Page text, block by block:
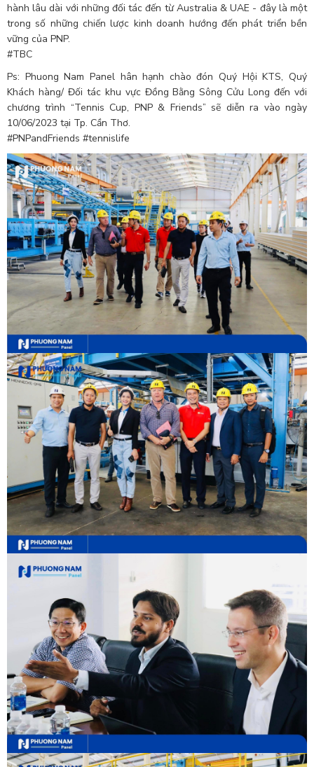
hành lâu dài với những đối tác đến từ Australia & UAE - đây là một
trong số những chiến lược kinh doanh hướng đến phát triển bền
vững của PNP.
#TBC
Ps: Phuong Nam Panel hân hạnh chào đón Quý Hội KTS, Quý
Khách hàng/ Đối tác khu vực Đồng Bằng Sông Cửu Long đến với
chương trình “Tennis Cup, PNP & Friends” sẽ diễn ra vào ngày
10/06/2023 tại Tp. Cần Thơ.
#PNPandFriends #tennislife